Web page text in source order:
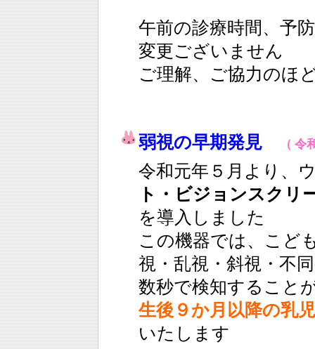
午前の診療時間、予
変更ございません
ご理解、ご協力のほ
弱視の早期発見 （ 令
令和元年５月より、
ト・ビジョンスクリ
を導入しました
この機器では、こど
視・乱視・斜視・不
数秒で検知すること
生後９か月以降の乳
いたします